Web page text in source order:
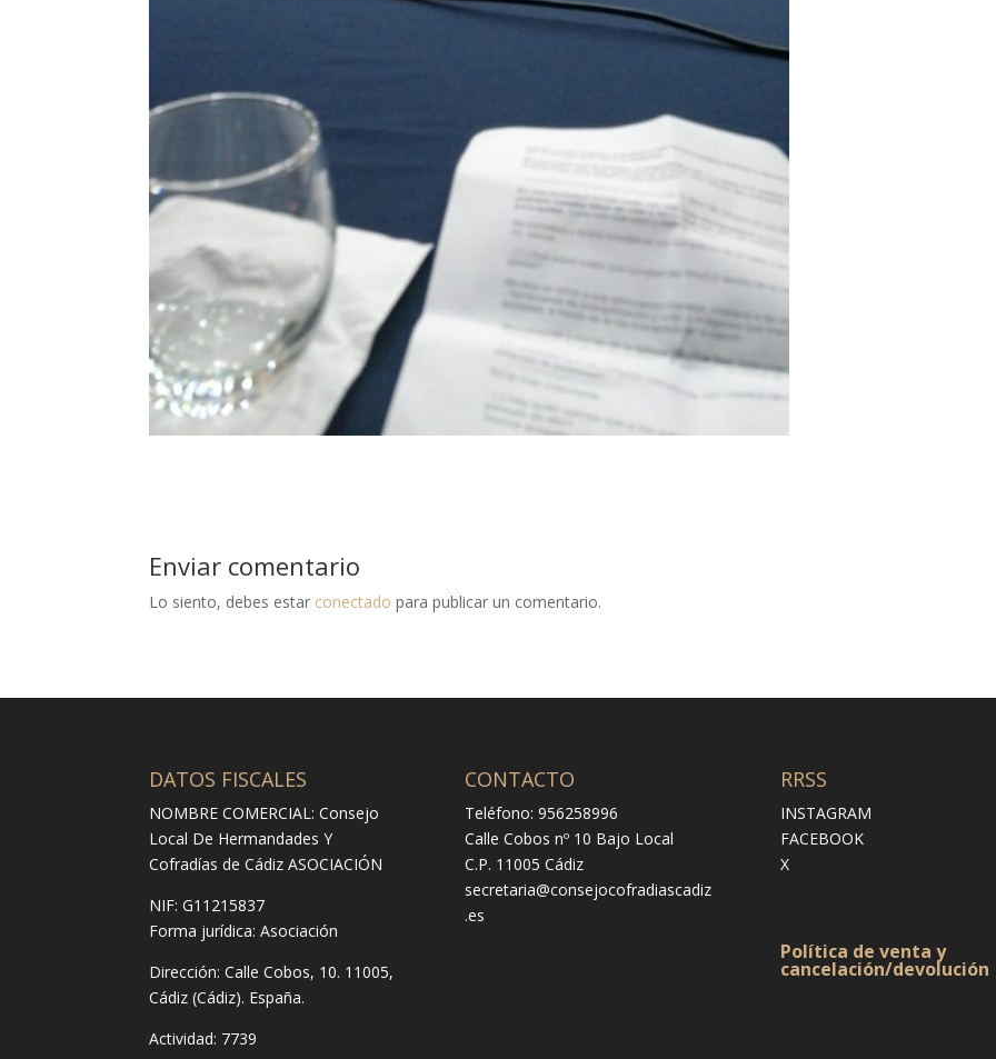
Enviar comentario
Lo siento, debes estar conectado para publicar un comentario.
DATOS FISCALES
NOMBRE COMERCIAL: Consejo
Local De Hermandades Y
Cofradías de Cádiz ASOCIACIÓN
NIF: G11215837
Forma jurídica:Asociación
Dirección:Calle Cobos, 10. 11005,
Cádiz (Cádiz). España.
Actividad: 7739
CONTACTO
Teléfono: 956258996
Calle Cobos nº 10 Bajo Local
C.P. 11005 Cádiz
secretaria@consejocofradiascadiz
.es
RRSS
INSTAGRAM
FACEBOOK
X
Política de venta y
cancelación/devolución